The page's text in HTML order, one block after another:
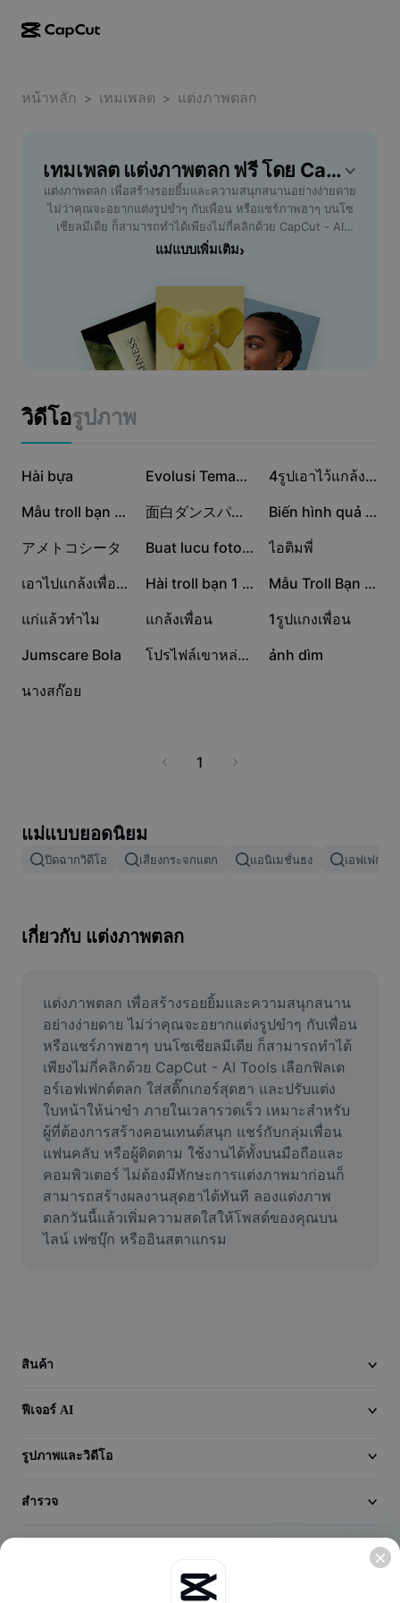
CapCut บนเดสก์ท็อป
CapCut Pad
CapCut บนมือถือ
สตูดิโอวิดีโอ
ตัวสร้างวิดีโอ AI
Dreamina Seedance 2.5
Nano Banana Pro
คำบรรยายอัตโนมัติ
แม่แบบคำบรรยาย
ผสานรูปภาพ
ปรับขนาดรูปภาพ
เครื่องมือสร้างมีม
AI Text Remover
AI People Remover
AI Inpainting
Face Cutout
วิดีโอ
ลบพื้นหลังวิดีโอ
ตัดแต่งวิดีโอ
เพิ่มคำบรรยายในวิดีโอ
เครื่องมือสร้างและแก้ไขวิดีโอ
เครื่องมือสร้างและแก้ไขรูปภาพ
เครื่องมือสร้างและแก้ไขเสียงพูด
กรณีการใช้งาน
การตลาด
แม่แบบโซเชียลมีเดีย
อื่นๆ
แม่แบบเอฟเฟกต์
แม่แบบธุรกิจ
แม่แบบอุตสาหกรรม
แม่แบบรีแคป
โครงการริเริ่ม
พันธมิตร
โปรแกรมพันธมิตรเพื่อการสร้างสรรค์
โปรแกรม CapCut Creative Campus
ศูนย์ความเชื่อถือ
ศูนย์ช่วยเหลือ
เกี่ยวกับเงื่อนไขการใช้บริการของ CapCut
Dreamina Seedance 2.0 Launch
หน้าหลัก > เทมเพลต > แต่งภาพตลก
เทมเพลต แต่งภาพตลก ฟรี โดย CapCut
แต่งภาพตลก เพื่อสร้างรอยยิ้มและความสนุกสนานอย่างง่ายดาย
ไม่ว่าคุณจะอยากแต่งรูปขำๆ กับเพื่อน หรือแชร์ภาพฮาๆ บนโซ
เชียลมีเดีย ก็สามารถทำได้เพียงไม่กี่คลิกด้วย CapCut - AI
Tools เลือกฟิลเตอร์เอฟเฟกต์ตลก ใส่สติ๊กเกอร์สุดฮา และปรับ
ติดตาม ใช้งานได้ทั้งบนมือถือและคอมพิวเตอร์ ไม่ต้องมีทักษะ
การแต่งภาพมาก่อนก็สามารถสร้างผลงานสุดฮาได้ทันที ลองแต่ง
ภาพตลกวันนี้แล้วเพิ่มความสดใสให้โพสต์ของคุณบนไลน์ เฟ
ซบุ๊ก หรืออินสตาแกรม
แม่แบบเพิ่มเติม›
วิดีโอรูปภาพ
2M
Hài bựa 1.2M Evolusi Temanku 710.4K 4รูปเอาไว้แกล้งเพื่อ
688.6K Mẫu troll bạn bè 546.1K 面白ダンスパララ顔ハメwww 456.5K Biến hình quả dừa
241.3K
アメトコシータ 202K Buat lucu foto kamu 144.2K
ไอติมพี่
136.5K เอาไปแกล้งเพื่อน5555 133.6K Hài troll bạn 1 ảnh 131.4K Mẫu Troll Bạn Bè
109.8K
แก่แล้วทำไม 61.7K
แกล้งเพื่อน 32.7K
1รูปแกงเพื่อ​น
20.1K
Jumscare Bola 17K โปรไฟล์เขาหล่อมาก 14.5K
ảnh dìm
7.2K
นางสก๊อย
1
แม่แบบยอดนิยม
ปิดฉากวิดีโอ เสียงกระจกแตก แอนิเมชั่นธง เอฟเฟกต์
เกี่ยวกับ แต่งภาพตลก
แต่งภาพตลก เพื่อสร้างรอยยิ้มและความสนุกสนาน
อย่างง่ายดาย ไม่ว่าคุณจะอยากแต่งรูปขำๆ กับเพื่อน
หรือแชร์ภาพฮาๆ บนโซเชียลมีเดีย ก็สามารถทำได้
เพียงไม่กี่คลิกด้วย CapCut - AI Tools เลือกฟิลเต
อร์เอฟเฟกต์ตลก ใส่สติ๊กเกอร์สุดฮา และปรับแต่ง
ใบหน้าให้น่าขำ ภายในเวลารวดเร็ว เหมาะสำหรับ
ผู้ที่ต้องการสร้างคอนเทนต์สนุก แชร์กับกลุ่มเพื่อน
แฟนคลับ หรือผู้ติดตาม ใช้งานได้ทั้งบนมือถือและ
คอมพิวเตอร์ ไม่ต้องมีทักษะการแต่งภาพมาก่อนก็
สามารถสร้างผลงานสุดฮาได้ทันที ลองแต่งภาพ
ตลกวันนี้แล้วเพิ่มความสดใสให้โพสต์ของคุณบน
ไลน์ เฟซบุ๊ก หรืออินสตาแกรม
สินค้า
ฟีเจอร์ AI
รูปภาพและวิดีโอ
สำรวจ